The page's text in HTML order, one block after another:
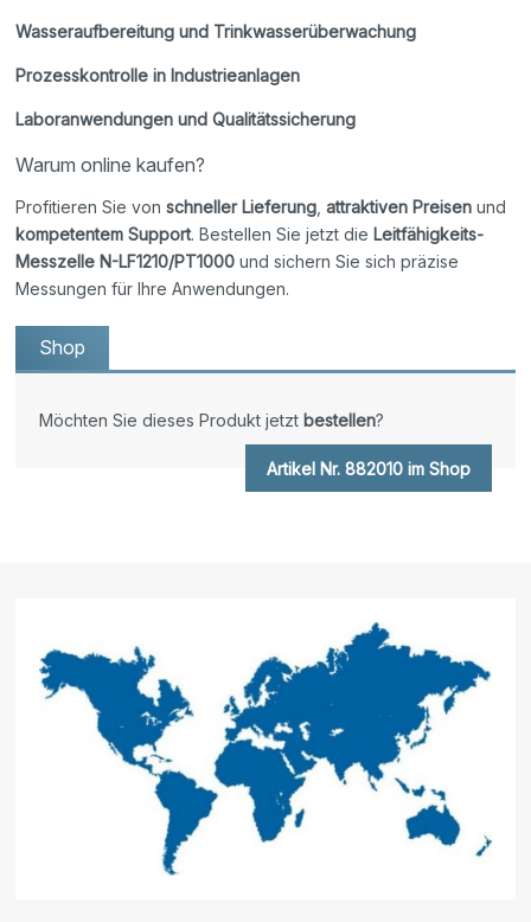
Wasseraufbereitung und Trinkwasserüberwachung
Prozesskontrolle in Industrieanlagen
Laboranwendungen und Qualitätssicherung
Warum online kaufen?
Profitieren Sie vonschneller Lieferung ,attraktiven Preisen und
kompetentem Support. Bestellen Sie jetzt die Leitfähigkeits-
Messzelle N-LF1210/PT1000 und sichern Sie sich präzise
Messungen für Ihre Anwendungen.
Shop
Möchten Sie dieses Produkt jetzt bestellen?
Artikel Nr. 882010 im Shop